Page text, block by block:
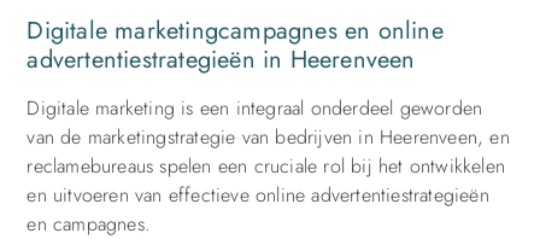
Digitale marketingcampagnes en online
advertentiestrategieën in Heerenveen
Digitale marketing is een integraal onderdeel geworden
van de marketingstrategie van bedrijven in Heerenveen, en
reclamebureaus spelen een cruciale rol bij het ontwikkelen
en uitvoeren van effectieve online advertentiestrategieën
en campagnes.